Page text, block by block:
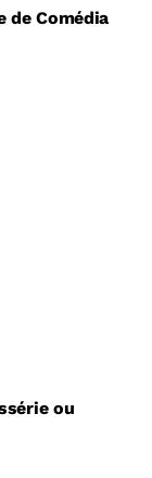
de Comédia
ou